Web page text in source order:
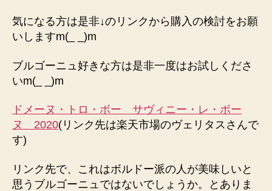
気になる方は是非↓のリンクから購入の検討をお願
いしますm(_ _)m
ブルゴーニュ好きな方は是非一度はお試しくださ
いm(_ _)m
ドメーヌ・トロ・ボー サヴィニー・レ・ボー
ヌ 2020(リンク先は楽天市場のヴェリタスさんで
す)
リンク先で、これはボルドー派の人が美味しいと
思うブルゴーニュではないでしょうか。とありま